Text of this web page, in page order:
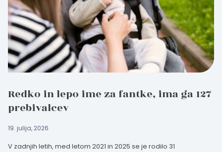
Redko in lepo ime za fantke, ima ga 127
prebivalcev
19. julija, 2026
V zadnjih letih, med letom 2021 in 2025 se je rodilo 31